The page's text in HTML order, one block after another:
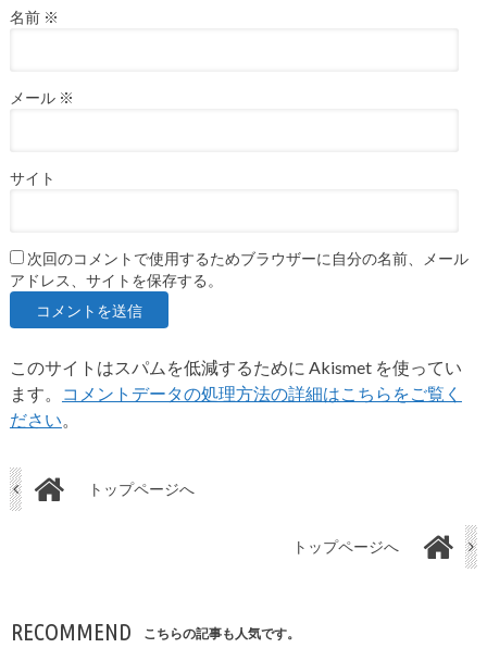
名前 ※
メール ※
サイト
次回のコメントで使用するためブラウザーに自分の名前、メール
アドレス、サイトを保存する。
このサイトはスパムを低減するために Akismet を使ってい
ます。
コメントデータの処理方法の詳細はこちらをご覧く
ださい。
トップページへ
トップページへ
RECOMMEND こちらの記事も人気です。